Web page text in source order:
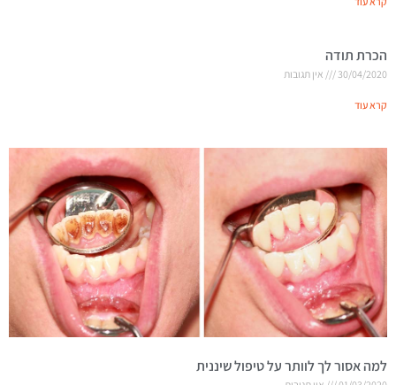
הכרת תודה
30/04/2020 אין תגובות
קרא עוד
למה אסור לך לוותר על טיפול שיננית